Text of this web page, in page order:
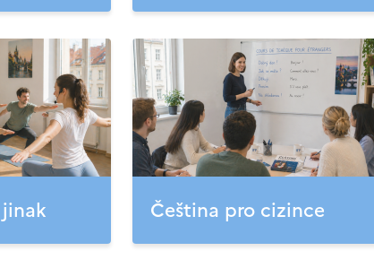
Čeština pro cizince